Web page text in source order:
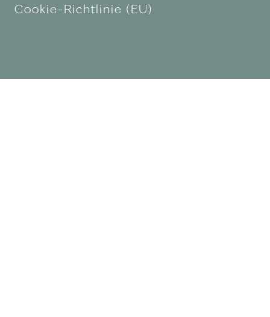
Cookie-Richtlinie (EU)